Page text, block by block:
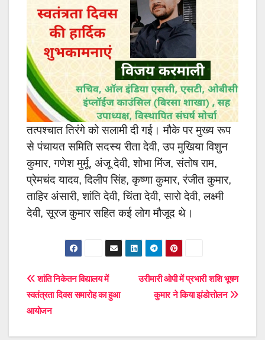
तत्पश्चात तिरंगे को सलामी दी गई। मौके पर मुख्य रूप
से पंचायत समिति सदस्य रीता देवी, उप मुखिया विशुन
कुमार, गणेश मुर्मू, अंजू देवी, शोभा मिंज, संतोष राम,
प्रेमचंद यादव, दिलीप सिंह, कृष्णा कुमार, रंजीत कुमार,
ताहिर अंसारी, शांति देवी, चिंता देवी, सारो देवी, लक्ष्मी
देवी, सूरज कुमार सहित कई लोग मौजूद थे।
Post
navigation
उरीमारी ओपी में प्रभारी शशि भूषण
कुमार ने किया झंडोत्तोलन
शांति निकेतन विद्यालय में
स्वतंत्रता दिवस समारोह का हुआ
आयोजन